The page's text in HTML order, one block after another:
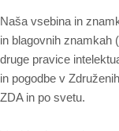
Naša vsebina in
in blagovnih znamkah
druge pravice
in pogodbe v
ZDA in po svetu.